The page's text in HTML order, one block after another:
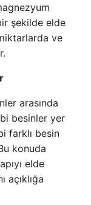
şekilde elde
ve
arasında
besinler yer
farklı besin
konuda
elde
açıklığa